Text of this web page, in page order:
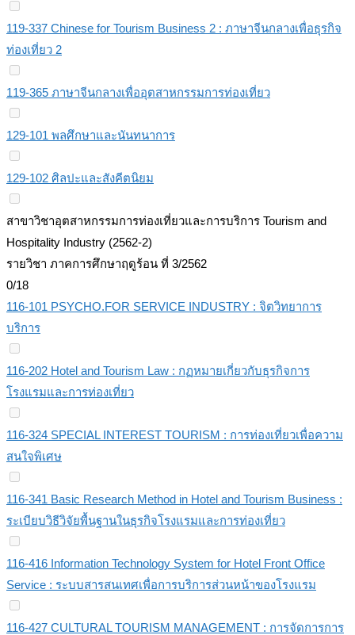
119-337 Chinese for Tourism Business 2 : ภาษาจีนกลางเพื่อธุรกิจ
ท่องเที่ยว 2
119-365 ภาษาจีนกลางเพื่ออุตสาหกรรมการท่องเที่ยว
129-101 พลศึกษาและนันทนาการ
129-102 ศิลปะและสังคีตนิยม
สาขาวิชาอุตสาหกรรมการท่องเที่ยวและการบริการ Tourism and
Hospitality Industry (2562-2)
รายวิชา ภาคการศึกษาฤดูร้อน ที่ 3/2562
0/18
116-101 PSYCHO.FOR SERVICE INDUSTRY : จิตวิทยาการ
บริการ
116-202 Hotel and Tourism Law : กฏหมายเกี่ยวกับธุรกิจการ
โรงแรมและการท่องเที่ยว
116-324 SPECIAL INTEREST TOURISM : การท่องเที่ยวเพื่อความ
สนใจพิเศษ
116-341 Basic Research Method in Hotel and Tourism Business :
ระเบียบวิธีวิจัยพื้นฐานในธุรกิจโรงแรมและการท่องเที่ยว
116-416 Information Technology System for Hotel Front Office
Service : ระบบสารสนเทศเพื่อการบริการส่วนหน้าของโรงแรม
116-427 CULTURAL TOURISM MANAGEMENT : การจัดการการ